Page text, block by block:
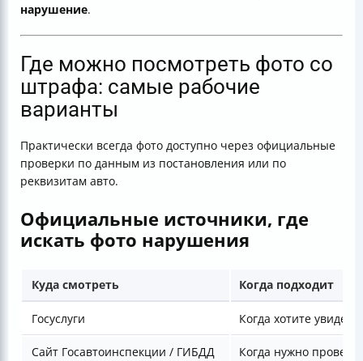
нарушение.
Где можно посмотреть фото со
штрафа: самые рабочие
варианты
Практически всегда фото доступно через официальные
проверки по данным из постановления или по
реквизитам авто.
Официальные источники, где
искать фото нарушения
Куда смотреть Когда подходит
Госуслуги Когда хотите
Сайт Госавтоинспекции / ГИБДД Когда нужно